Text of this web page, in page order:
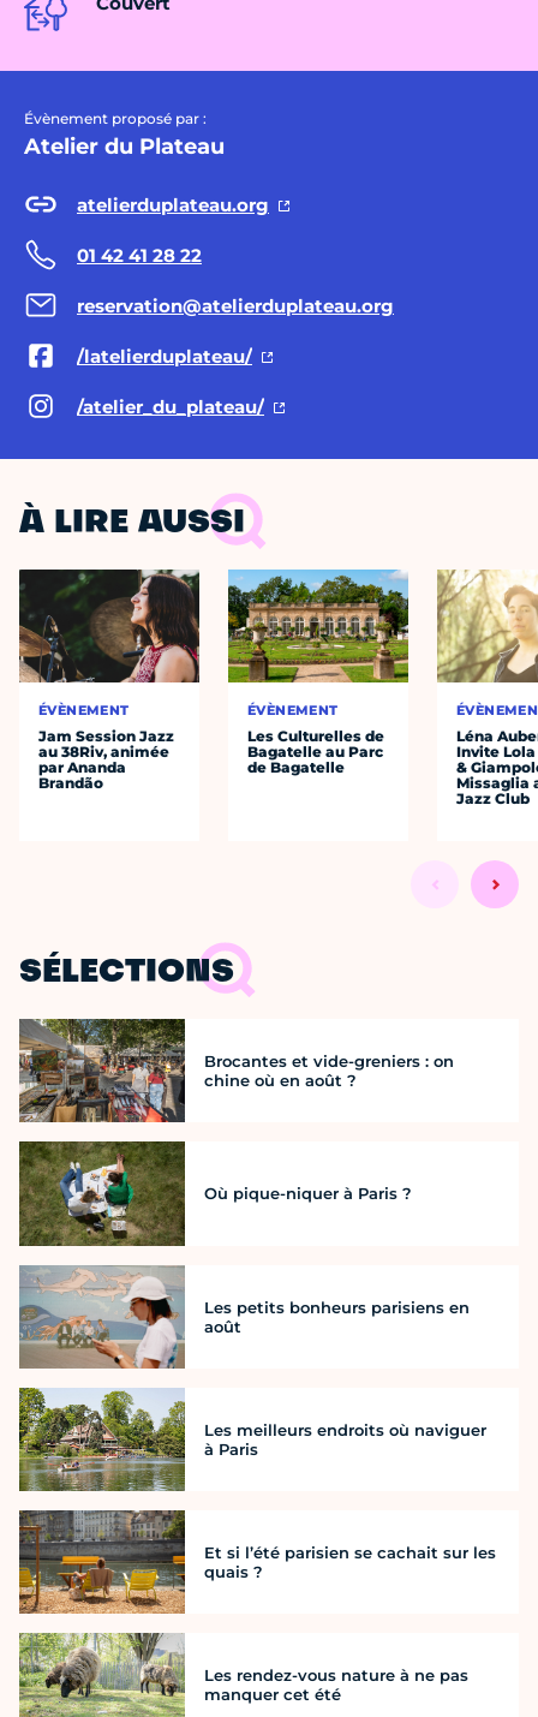
Évènement proposé par :
Atelier du Plateau
atelierduplateau.org
01 42 41 28 22
reservation@atelierduplateau.org
/latelierduplateau/
/atelier_du_plateau/
À LIRE AUSSI
ÉVÈNEMENT
Jam Session Jazz
au 38Riv, animée
par Ananda
Brandão
ÉVÈNEMENT
Les Culturelles de
Bagatelle au Parc
de Bagatelle
Léna
Invite Lola
&
Missaglia
Jazz Club
SÉLECTIONS
Brocantes et vide-greniers : on
chine où en août ?
Où pique-niquer à Paris ?
Les petits bonheurs parisiens en
août
Les meilleurs endroits où naviguer
à Paris
Et si l’été parisien se cachait sur les
quais ?
Les rendez-vous nature à ne pas
manquer cet été